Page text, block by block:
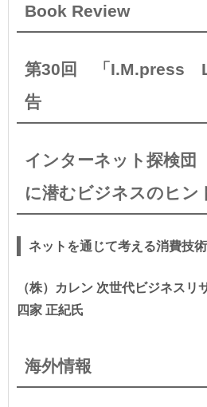
Book Review
第30回 「I.M.press
告
インターネット探検
に潜むビジネスのヒン
ネットを通じて考える消費技
（株）カレン 次世代ビジネスリ
四家 正紀氏
海外情報